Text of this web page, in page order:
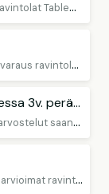
P
arhaimmat asiakasarviot saaneet ravintolat TableOnlinessa.
R
uokailemaan porukalla – tee pöytävaraus ravintolaan isommalle ryhmälle TableOnlinesta
Huippuarvosteluja TableOnlinessa 3v. peräkkäin
T
ableOnlinessa 2017-2019 parhaat arvostelut saaneet ravintolat
V
uonna 2021 asiakkaiden parhaiten arvioimat ravintolat